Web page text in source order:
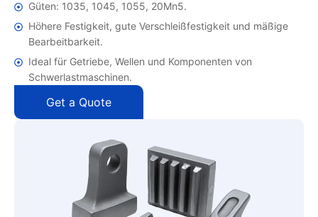
Güten: 1035, 1045, 1055, 20Mn5.
Höhere Festigkeit, gute Verschleißfestigkeit und mäßige
Bearbeitbarkeit.
Ideal für Getriebe, Wellen und Komponenten von
Schwerlastmaschinen.
Get a Quote